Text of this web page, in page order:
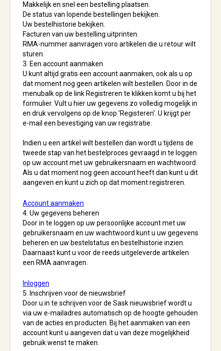
Makkelijk en snel een bestelling plaatsen.
De status van lopende bestellingen bekijken.
Uw bestelhistorie bekijken.
Facturen van uw bestelling uitprinten.
RMA-nummer aanvragen voro artikelen die u retour wilt
sturen.
3. Een account aanmaken
U kunt altijd gratis een account aanmaken, ook als u op
dat moment nog geen artikelen wilt bestellen. Door in de
menubalk op de link Registreren te klikken komt u bij het
formulier. Vult u hier uw gegevens zo volledig mogelijk in
en druk vervolgens op de knop 'Registeren'. U krijgt per
e-mail een bevestiging van uw registratie.
Indien u een artikel wilt bestellen dan wordt u tijdens de
tweede stap van het bestelproces gevraagd in te loggen
op uw account met uw gebruikersnaam en wachtwoord.
Als u dat moment nog geen account heeft dan kunt u dit
aangeven en kunt u zich op dat moment registreren.
Account aanmaken
4. Uw gegevens beheren
Door in te loggen op uw persoonlijke account met uw
gebruikersnaam en uw wachtwoord kunt u uw gegevens
beheren en uw bestelstatus en bestelhistorie inzien.
Daarnaast kunt u voor de reeds uitgeleverde artikelen
een RMA aanvragen.
Inloggen
5. Inschrijven voor de nieuwsbrief
Door u in te schrijven voor de Sask nieuwsbrief wordt u
via uw e-mailadres automatisch op de hoogte gehouden
van de acties en producten. Bij het aanmaken van een
account kunt u aangeven dat u van deze mogelijkheid
gebruik wenst te maken.